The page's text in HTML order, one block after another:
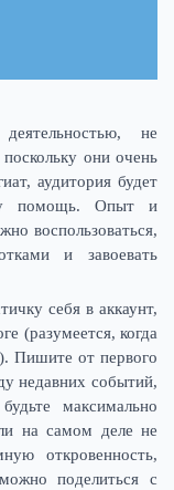
не
они очень
аудитория будет
помощь. Опыт и
воспользоваться,
и завоевать
себя в аккаунт,
(разумеется, когда
Пишите от первого
недавних событий,
максимально
на самом деле не
откровенность,
поделиться с